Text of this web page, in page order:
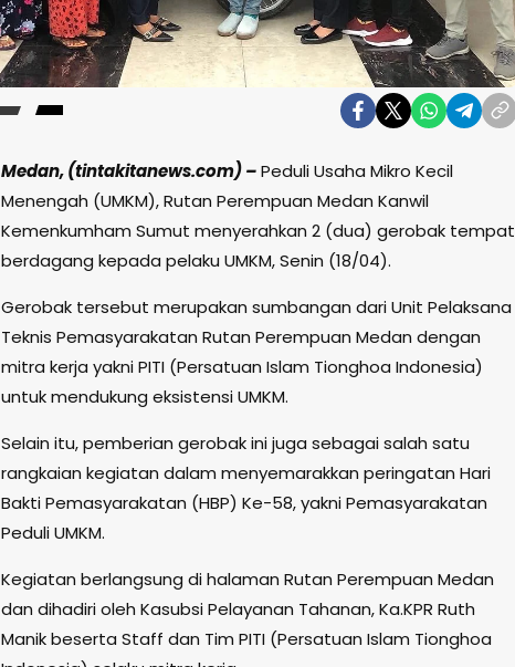
Medan, (tintakitanews.com) –Peduli Usaha Mikro Kecil
Menengah (UMKM), Rutan Perempuan Medan Kanwil
Kemenkumham Sumut menyerahkan 2 (dua) gerobak tempat
berdagang kepada pelaku UMKM, Senin (18/04).
Gerobak tersebut merupakan sumbangan dari Unit Pelaksana
Teknis Pemasyarakatan Rutan Perempuan Medan dengan
mitra kerja yakni PITI (Persatuan Islam Tionghoa Indonesia)
untuk mendukung eksistensi UMKM.
Selain itu, pemberian gerobak ini juga sebagai salah satu
rangkaian kegiatan dalam menyemarakkan peringatan Hari
Bakti Pemasyarakatan (HBP) Ke-58, yakni Pemasyarakatan
Peduli UMKM.
Kegiatan berlangsung di halaman Rutan Perempuan Medan
dan dihadiri oleh Kasubsi Pelayanan Tahanan, Ka.KPR Ruth
Manik beserta Staff dan Tim PITI (Persatuan Islam Tionghoa